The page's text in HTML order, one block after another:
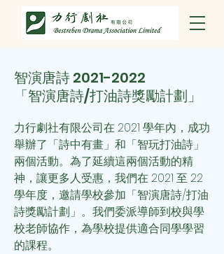
智演唐詩2021-2022
「智演唐詩/打油詩獎勵計劃」
力行劇社有限公司在 2021 學年內，成功
舉辦了「詩中有畫」和「智玩打油詩」
兩個活動。為了延續這兩個活動的精
神，讓更多人受惠，我們在 2021 至 22
學年度，邀請學校參加「智演唐詩/打油
詩獎勵計劃」。我們委派導師到校與學
校老師協作，為學校提供適合同學學習
的課程。